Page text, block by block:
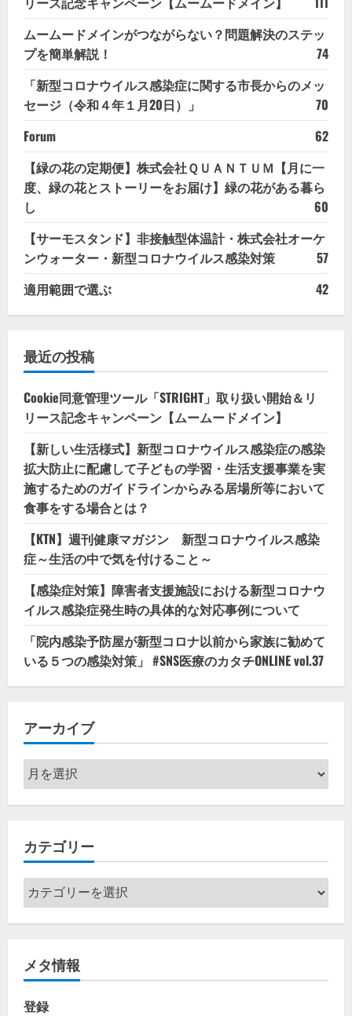
ムームードメインがつながらない？問題解決のステッ
プを簡単解説！
74
「新型コロナウイルス感染症に関する市長からのメッ
セージ（令和４年１月20日）」
70
Forum
62
【緑の花の定期便】株式会社ＱＵＡＮＴＵＭ【月に一
度、緑の花とストーリーをお届け】緑の花がある暮ら
し
60
【サーモスタンド】非接触型体温計・株式会社オーケ
ンウォーター・新型コロナウイルス感染対策
57
適用範囲で選ぶ
42
最近の投稿
Cookie同意管理ツール「STRIGHT」取り扱い開始＆リ
リース記念キャンペーン【ムームードメイン】
【新しい生活様式】新型コロナウイルス感染症の感染
拡大防止に配慮して子どもの学習・生活支援事業を実
施するためのガイドラインからみる居場所等において
食事をする場合とは？
【KTN】週刊健康マガジン 新型コロナウイルス感染
症～生活の中で気を付けること～
【感染症対策】障害者支援施設における新型コロナウ
イルス感染症発生時の具体的な対応事例について
「院内感染予防屋が新型コロナ以前から家族に勧めて
いる５つの感染対策」 #SNS医療のカタチONLINE vol.37
アーカイブ
ア
ー
カ
ブ
カテゴリー
カ
テ
ゴ
ー
メタ情報
登録